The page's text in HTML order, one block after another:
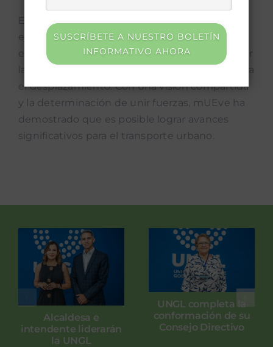
En conclusión, mUEve se erige como un
ejemplo concreto de cómo la colaboración
entre el sector público y privado puede marcar
la diferencia en la búsqueda de soluciones para
el desplazamiento. Con una visión compartida
y la determinación de unir fuerzas, mUEve ha
demostrado que es posible lograr avances
significativos para el transporte urbano.
Alcaldesa e
intendente liderarán
la UNGL
UNGL completa la
conformación de su
Consejo Directivo
SUSCRÍBETE A NUESTRO BOLETÍN
INFORMATIVO AHORA